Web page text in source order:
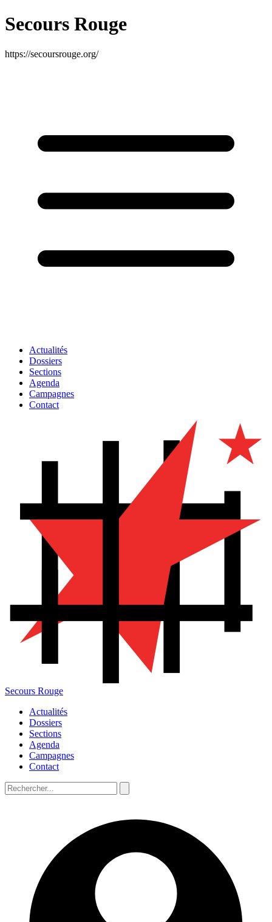
Secours Rouge
https://secoursrouge.org/
Actualités
Dossiers
Sections
Agenda
Campagnes
Contact
Secours Rouge
Actualités
Dossiers
Sections
Agenda
Campagnes
Contact